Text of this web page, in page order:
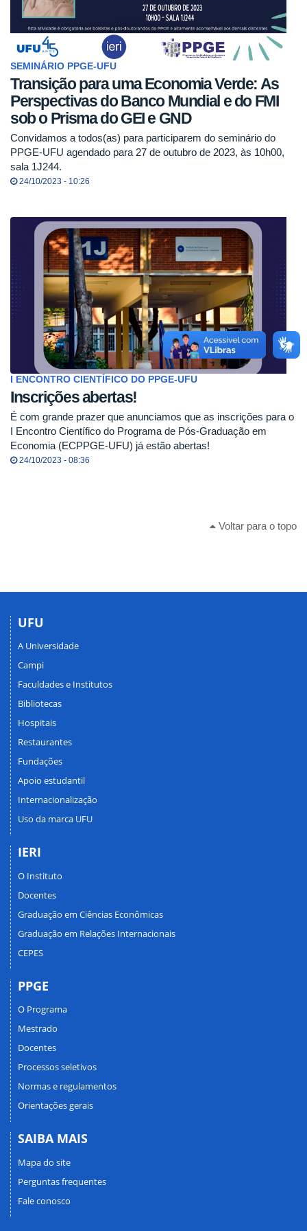
SEMINÁRIO PPGE-UFU
Transição para uma Economia Verde: As
Perspectivas do Banco Mundial e do FMI
sob o Prisma do GEI e GND
Convidamos a todos(as) para participarem do seminário do
PPGE-UFU agendado para 27 de outubro de 2023, às 10h00,
sala 1J244.
24/10/2023 - 10:26
I ENCONTRO CIENTÍFICO DO PPGE-UFU
Inscrições abertas!
É com grande prazer que anunciamos que as inscrições para o
I Encontro Científico do Programa de Pós-Graduação em
Economia (ECPPGE-UFU) já estão abertas!
24/10/2023 - 08:36
Voltar para o topo
UFU
A Universidade
Campi
Faculdades e Institutos
Bibliotecas
Hospitais
Restaurantes
Fundações
Apoio estudantil
Internacionalização
Uso da marca UFU
IERI
O Instituto
Docentes
Graduação em Ciências Econômicas
Graduação em Relações Internacionais
CEPES
PPGE
O Programa
Mestrado
Docentes
Processos seletivos
Normas e regulamentos
Orientações gerais
SAIBA MAIS
Mapa do site
Perguntas frequentes
Fale conosco